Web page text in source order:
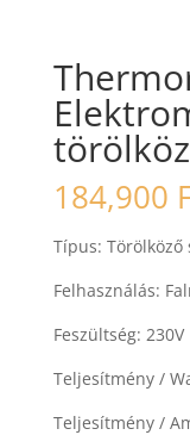
184,900
Típus:
Felhasználás:
Feszültség: 230V
Teljesítmény /
Teljesítmény /